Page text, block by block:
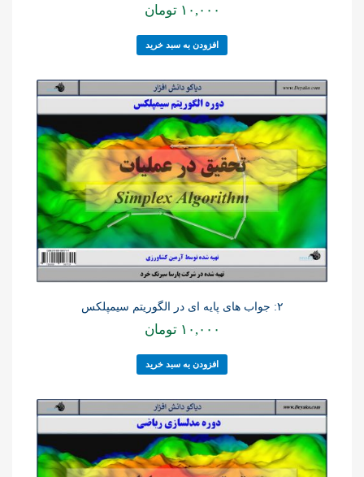
۱۰,۰۰۰ تومان
افزودن به سبد خرید
۲: جواب های پایه ای در الگوریتم سیمپلکس
۱۰,۰۰۰ تومان
افزودن به سبد خرید